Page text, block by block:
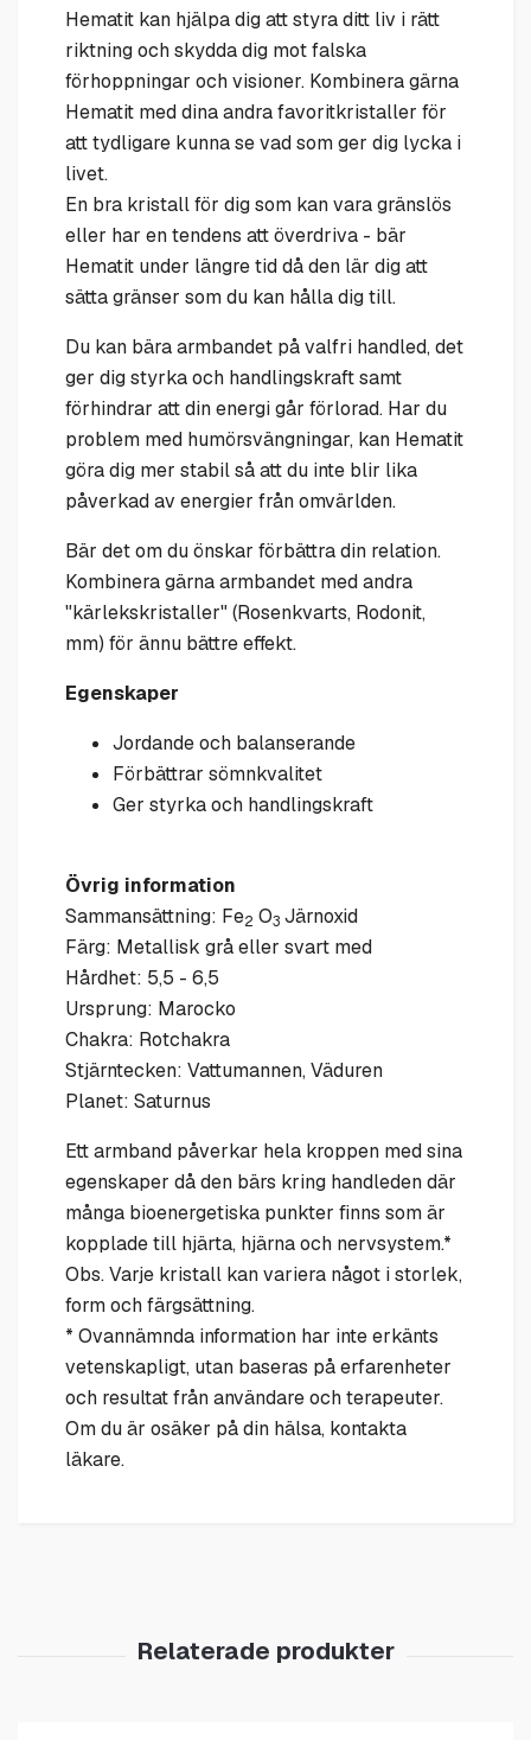
Hematit kan hjälpa dig att styra ditt liv i rätt
riktning och skydda dig mot falska
förhoppningar och visioner. Kombinera gärna
Hematit med dina andra favoritkristaller för
att tydligare kunna se vad som ger dig lycka i
livet.
En bra kristall för dig som kan vara gränslös
eller har en tendens att överdriva - bär
Hematit under längre tid då den lär dig att
sätta gränser som du kan hålla dig till.
Du kan bära armbandet på valfri handled, det
ger dig styrka och handlingskraft samt
förhindrar att din energi går förlorad. Har du
problem med humörsvängningar, kan Hematit
göra dig mer stabil så att du inte blir lika
påverkad av energier från omvärlden.
Bär det om du önskar förbättra din relation.
Kombinera gärna armbandet med andra
"kärlekskristaller" (Rosenkvarts, Rodonit,
mm) för ännu bättre effekt.
Egenskaper
Jordande och balanserande
Förbättrar sömnkvalitet
Ger styrka och handlingskraft
Övrig information
Sammansättning: Fe2 O3 Järnoxid
Färg: Metallisk grå eller svart med
Hårdhet: 5,5 - 6,5
Ursprung: Marocko
Chakra: Rotchakra
Stjärntecken: Vattumannen, Väduren
Planet: Saturnus
Ett armband påverkar hela kroppen med sina
egenskaper då den bärs kring handleden där
många bioenergetiska punkter finns som är
kopplade till hjärta, hjärna och nervsystem.*
Obs. Varje kristall kan variera något i storlek,
form och färgsättning.
* Ovannämnda information har inte erkänts
vetenskapligt, utan baseras på erfarenheter
och resultat från användare och terapeuter.
Om du är osäker på din hälsa, kontakta
läkare.